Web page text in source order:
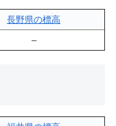
長野県の標高
–